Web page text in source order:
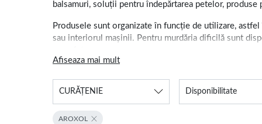
balsamuri, soluții pentru îndepărtarea petelor,
Produsele sunt organizate în funcție de utilizare,
sau interiorul mașinii. Pentru murdăria dificilă sunt
Detergenți, odorizante
Pentru îngrijirea rufelor sunt disponibile detergenți
produse destinate mașinii de spălat vase, degresanți,
Afiseaza mai mult
CURĂȚENIE Disponibilitate
AROXOL